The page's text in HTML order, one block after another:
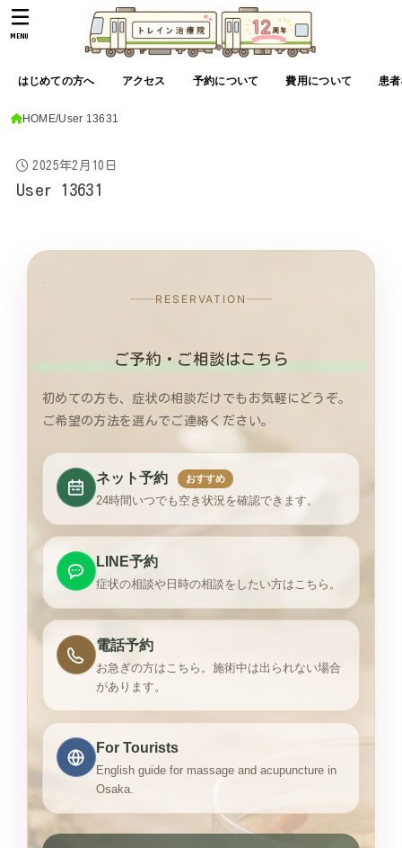
はじめての方へ アクセス 予約について 費用について 患
MENU
HOME User 13631
2025年2月10日
User 13631
RESERVATION
ご予約・ご相談はこちら
初めての方も、症状の相談だけでもお気軽にどうぞ。
ご希望の方法を選んでご連絡ください。
ネット予約 おすすめ
24時間いつでも空き状況を確認できます。
LINE予約
症状の相談や日時の相談をしたい方はこちら。
電話予約
お急ぎの方はこちら。施術中は出られない場合
があります。
For Tourists
English guide for massage and acupuncture in
Osaka.